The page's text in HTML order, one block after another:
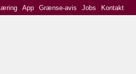
App Grænse-avis Jobs Kontakt